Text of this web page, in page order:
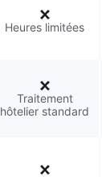
Heures limitées
Traitement
hôtelier standard